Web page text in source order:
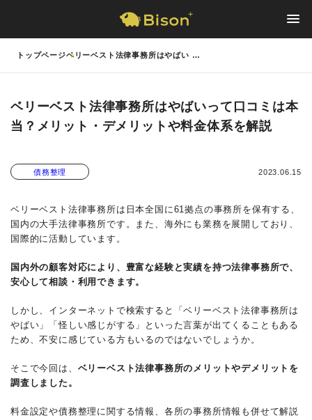
トップページベリーベスト法律事務所はやばい …
ベリーベスト法律事務所はやばいって口コミは本
当？メリット・デメリットや料金体系を解説
2023.06.15
債務整理
ベリーベスト法律事務所は日本全国に61拠点の事務所を保有する、
国内の大手法律事務所です。また、海外にも業務を展開しており、
国際的に活動しています。
国内外の顧客対応により、豊富な経験と実績を持つ法律事務所で、
安心して相談・利用できます。
しかし、インターネットで検索すると「ベリーベスト法律事務所は
やばい」「怪しい感じがする」といった言葉が出てくることもある
ため、不安に感じている方もいるのではないでしょうか。
そこで今回は、 ベリーベスト法律事務所のメリットやデメリットを
調査しました。
料金設定や債務整理に関する情報、各所の事務所情報も併せて解説